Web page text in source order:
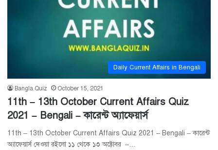
Daily Current Affairs in Bengali
Bangla Quiz October 15, 2021
11th – 13th October Current Affairs Quiz
2021 – Bengali – কারেন্ট অ্যাফেয়ার্স
11th – 13th October Current Affairs Quiz 2021 – Bengali – কারেন্ট
অ্যাফেয়ার্স দেওয়া রইলো ১১ থেকে ১৩ অক্টোবর –…